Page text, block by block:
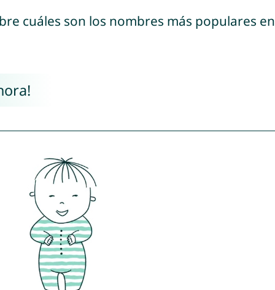
cuáles son los nombres más populares en